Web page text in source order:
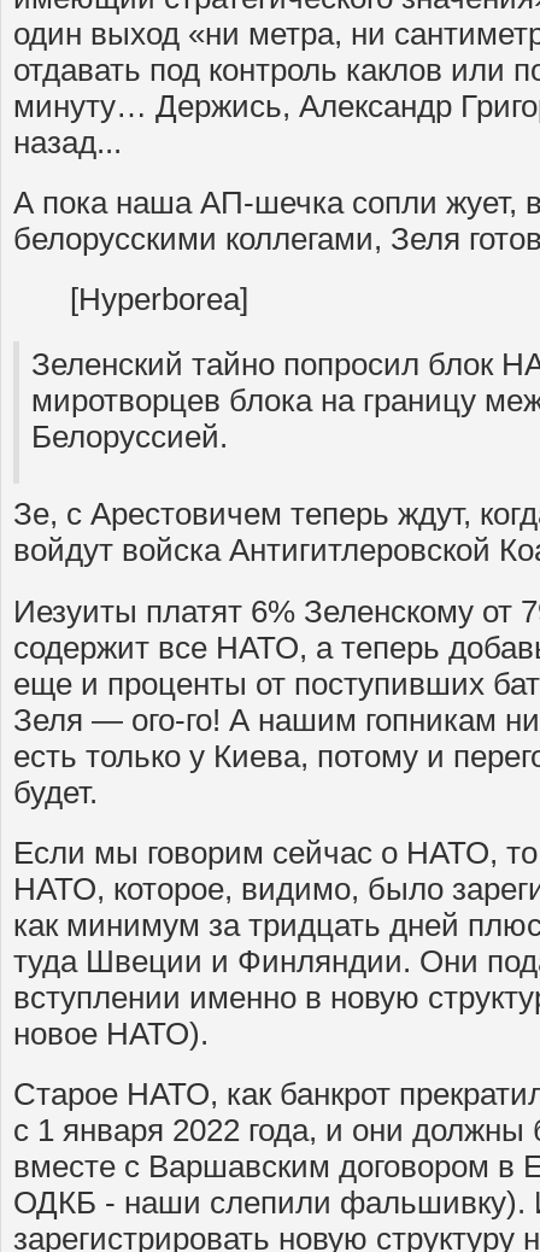
один выход «ни метра, ни
отдавать под контроль каклов или
минуту… Держись, Александр
назад...
А пока наша АП-шечка сопли жует,
белорусскими коллегами, Зеля
[Hyperborea]
Зеленский тайно попросил блок
миротворцев блока на границу
Белоруссией.
Зе, с Арестовичем теперь ждут,
войдут войска Антигитлеровской
Иезуиты платят 6% Зеленскому от
содержит все НАТО, а теперь
еще и проценты от поступивших
Зеля — ого-го! А нашим гопникам
есть только у Киева, потому и
будет.
Если мы говорим сейчас о НАТО,
НАТО, которое, видимо, было
как минимум за тридцать дней
туда Швеции и Финляндии. Они
вступлении именно в новую
новое НАТО).
Старое НАТО, как банкрот
с 1 января 2022 года, и они должны
вместе с Варшавским договором в
ОДКБ - наши слепили фальшивку).
зарегистрировать новую